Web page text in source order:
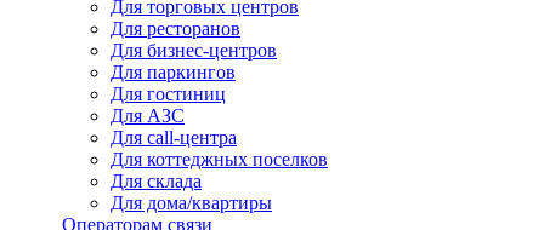
Для торговых центров
Для ресторанов
Для бизнес-центров
Для паркингов
Для гостиниц
Для АЗС
Для call-центра
Для коттеджных поселков
Для склада
Для дома/квартиры
Операторам связи